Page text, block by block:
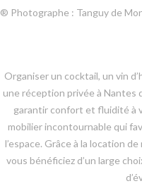
® Photographe : Tanguy de
Organiser un cocktail, un vin
une réception privée à Nantes
garantir confort et fluidité à
mobilier incontournable qui
l’espace. Grâce à la location
vous bénéficiez d’un large